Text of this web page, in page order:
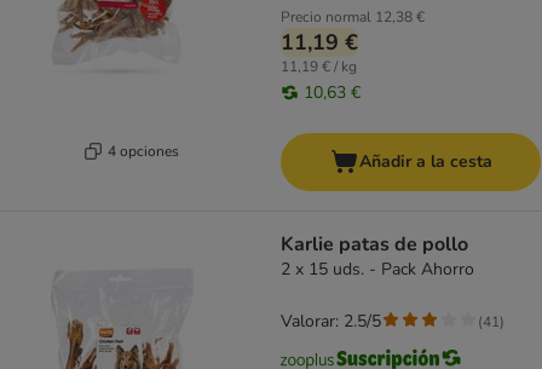
4 opciones
Precio normal 12,38 €
11,19 €
11,19 € / kg
10,63 €
Añadir a la cesta
Karlie patas de pollo
2 x 15 uds. - Pack Ahorro
Valorar: 2.5/5 (41)